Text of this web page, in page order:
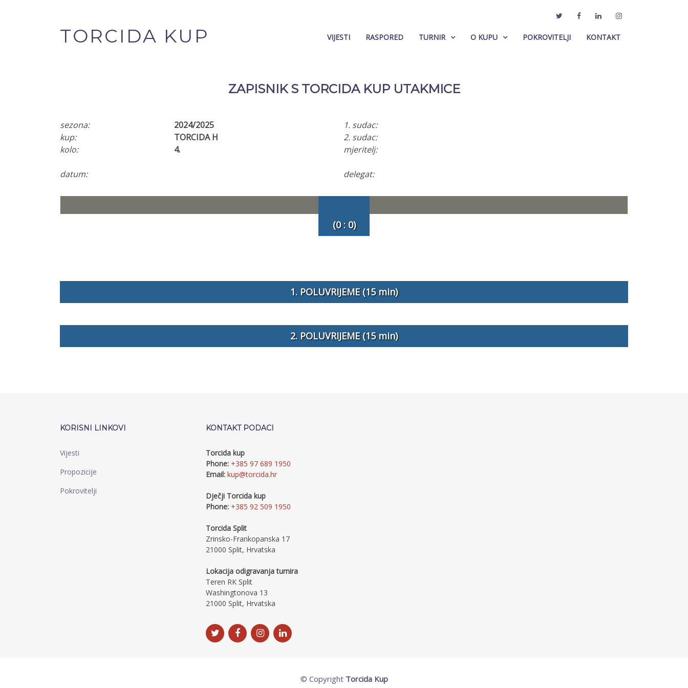
TORCIDA KUP VIJESTI RASPORED TURNIR O KUPU POKROVITELJI KONTAKT
ZAPISNIK S TORCIDA KUP UTAKMICE
sezona: 2024/2025
1. sudac:
kup:
TORCIDA H
2. sudac:
kolo:
4. mjeritelj:
datum: delegat:
(0 : 0)
1. POLUVRIJEME (15 min)
2. POLUVRIJEME (15 min)
KORISNI LINKOVI
Vijesti
Propozicije
Pokrovitelji
KONTAKT PODACI
Torcida kup
Phone: +385 97 689 1950
Email: kup@torcida.hr
Dječji Torcida kup
Phone: +385 92 509 1950
Torcida Split
Zrinsko-Frankopanska 17
21000 Split, Hrvatska
Lokacija odigravanja turnira
Teren RK Split
Washingtonova 13
21000 Split, Hrvatska
© Copyright Torcida Kup